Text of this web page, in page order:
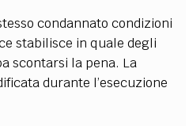
condannato condizioni
stabilisce in quale degli
scontarsi la pena. La
durante l’esecuzione